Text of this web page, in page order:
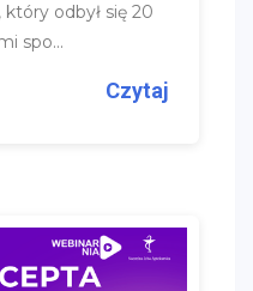
odbył się 20
spo...
Czytaj